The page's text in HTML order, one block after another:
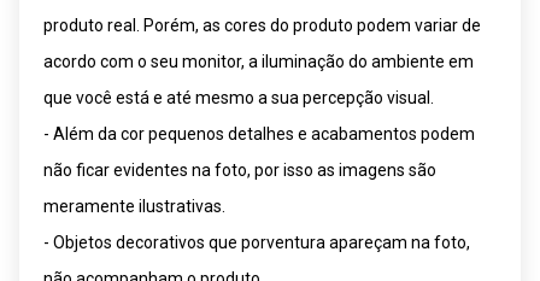
produto real. Porém, as cores do produto podem variar de
acordo com o seu monitor, a iluminação do ambiente em
que você está e até mesmo a sua percepção visual.
- Além da cor pequenos detalhes e acabamentos podem
não ficar evidentes na foto, por isso as imagens são
meramente ilustrativas.
- Objetos decorativos que porventura apareçam na foto,